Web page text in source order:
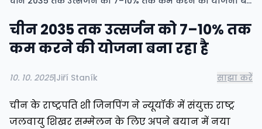
चीन 2035 तक उत्सर्जन को 7–10% तक
कम करने की योजना बना रहा है
10. 10. 2025|Jiří Staník साझा करें
चीन के राष्ट्रपति शी जिनपिंग ने न्यूयॉर्क में संयुक्त राष्ट्र
जलवायु शिखर सम्मेलन के लिए अपने बयान में नया